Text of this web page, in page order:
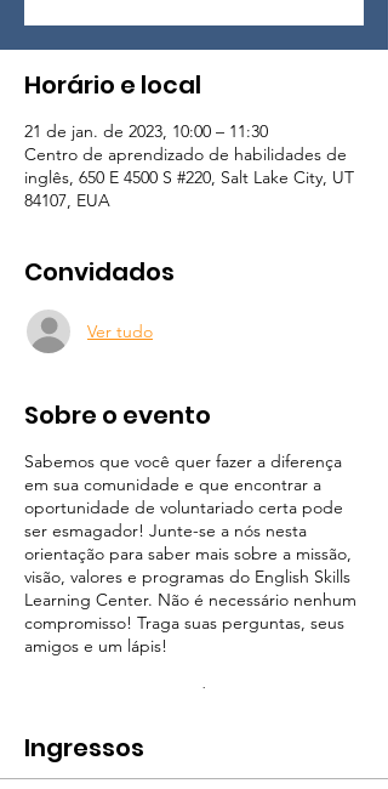
Horário e local
21 de jan. de 2023, 10:00 – 11:30
Centro de aprendizado de habilidades de
inglês, 650 E 4500 S #220, Salt Lake City, UT
84107, EUA
Convidados
Ver tudo
Sobre o evento
Sabemos que você quer fazer a diferença
em sua comunidade e que encontrar a
oportunidade de voluntariado certa pode
ser esmagador! Junte-se a nós nesta
orientação para saber mais sobre a missão,
visão, valores e programas do English Skills
Learning Center. Não é necessário nenhum
compromisso! Traga suas perguntas, seus
amigos e um lápis!
Existem várias opções de orientação
obrigados a participar apenas de uma
sessão de orientação. Se parecer o ajuste
Ingressos